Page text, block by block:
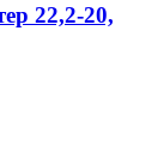
22,2-20,